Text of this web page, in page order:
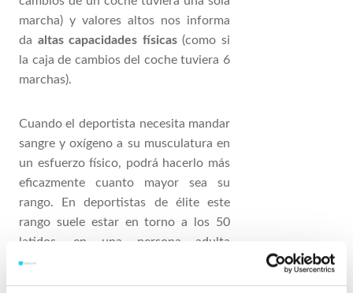
marcha) y valores altos nos informa
da altas capacidades físicas(como si
la caja de cambios del coche tuviera 6
marchas).
Cuando el deportista necesita mandar
sangre y oxígeno a su musculatura en
un esfuerzo físico, podrá hacerlo más
eficazmente cuanto mayor sea su
rango. En deportistas de élite este
rango suele estar en torno a los 50
latidos, en una persona adulta
sedentaria en torno a 10. Con el